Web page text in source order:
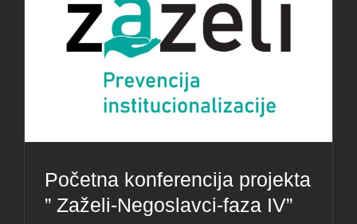
Početna konferencija projekta
” Zaželi-Negoslavci-faza IV”